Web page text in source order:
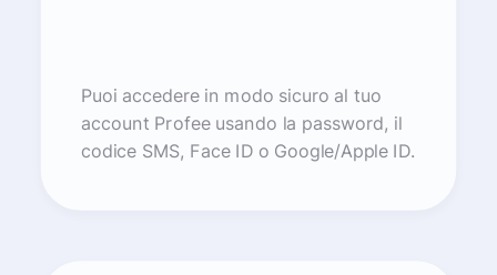
Puoi accedere in modo sicuro al tuo
account Profee usando la password, il
codice SMS, Face ID o Google/Apple ID.